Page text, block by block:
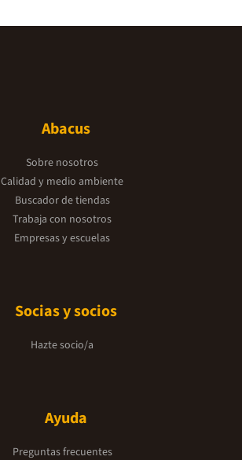
Abacus
Sobre nosotros
Calidad y medio ambiente
Buscador de tiendas
Trabaja con nosotros
Empresas y escuelas
Socias y socios
Hazte socio/a
Ayuda
Preguntas frecuentes